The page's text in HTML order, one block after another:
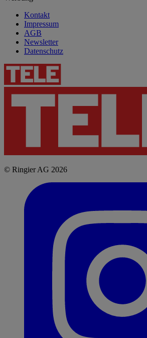
Kontakt
Impressum
AGB
Newsletter
Datenschutz
© Ringier AG 2026